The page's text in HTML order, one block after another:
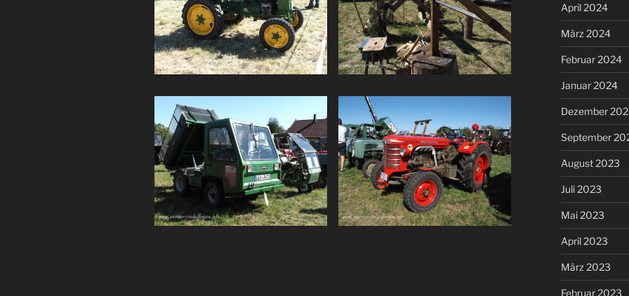
April 2024
März 2024
Februar 2024
Januar 2024
Dezember
September
August 2023
Juli 2023
Mai 2023
April 2023
März 2023
Februar 2023